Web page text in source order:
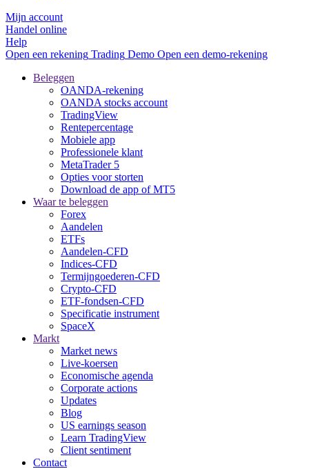
Mijn account
Handel online
Help
Open een rekening Trading Demo Open een demo-rekening
Beleggen
OANDA-rekening
OANDA stocks account
TradingView
Rentepercentage
Mobiele app
Professionele klant
MetaTrader 5
Opties voor storten
Download de app of MT5
Waar te beleggen
Forex
Aandelen
ETFs
Aandelen-CFD
Indices-CFD
Termijngoederen-CFD
Crypto-CFD
ETF-fondsen-CFD
Specificatie instrument
SpaceX
Markt
Market news
Live-koersen
Economische agenda
Corporate actions
Updates
Blog
US earnings season
Learn TradingView
Client sentiment
Contact